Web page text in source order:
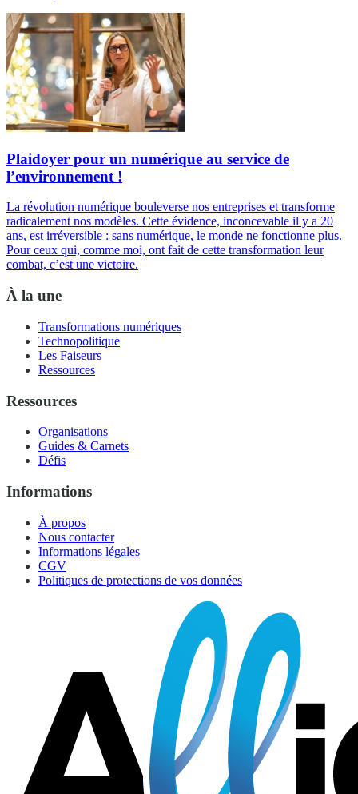
Plaidoyer pour un numérique au service de
l’environnement !
La révolution numérique bouleverse nos entreprises et transforme
radicalement nos modèles. Cette évidence, inconcevable il y a 20
ans, est irréversible : sans numérique, le monde ne fonctionne plus.
Pour ceux qui, comme moi, ont fait de cette transformation leur
combat, c’est une victoire.
À la une
Transformations numériques
Technopolitique
Les Faiseurs
Ressources
Ressources
Organisations
Guides & Carnets
Défis
Informations
À propos
Nous contacter
Informations légales
CGV
Politiques de protections de vos données